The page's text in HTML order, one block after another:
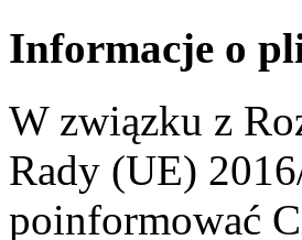
Informacje o
W związku z
Rady (UE)
poinformować